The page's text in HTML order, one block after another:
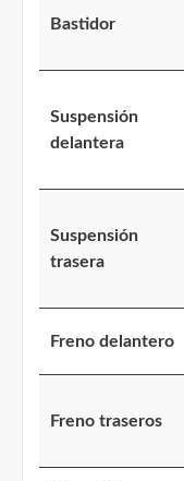
Bastidor
Suspensión
delantera
Suspensión
trasera
Freno delantero
Freno traseros